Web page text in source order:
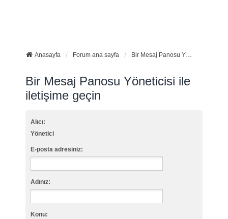
Anasayfa Forum ana sayfa Bir Mesaj Panosu Yöneticisi ile iletişime geçin
Bir Mesaj Panosu Yöneticisi ile
iletişime geçin
Alıcı:
Yönetici
E-posta adresiniz:
Adınız:
Konu: